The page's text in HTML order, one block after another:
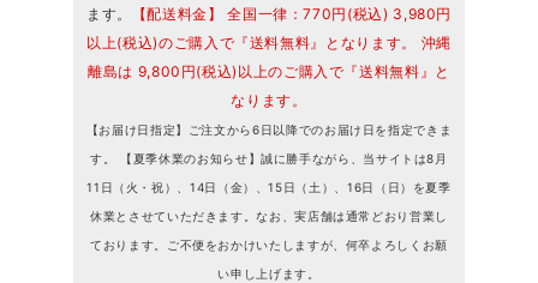
ます。
【配送料金】 全国一律：770円(税込) 3,980円
以上(税込)のご購入で『送料無料』となります。 沖縄
離島は 9,800円(税込)以上のご購入で『送料無料』と
なります。
【お届け日指定】ご注文から6日以降でのお届け日を指定できま
す。 【夏季休業のお知らせ】誠に勝手ながら、当サイトは8月
11日（火・祝）、14日（金）、15日（土）、16日（日）を夏季
休業とさせていただきます。なお、実店舗は通常どおり営業し
ております。ご不便をおかけいたしますが、何卒よろしくお願
い申し上げます。